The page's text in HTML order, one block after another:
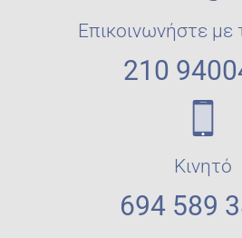
Επικοινωνήστε με
210
Κινητό
694 589
210 940 0496